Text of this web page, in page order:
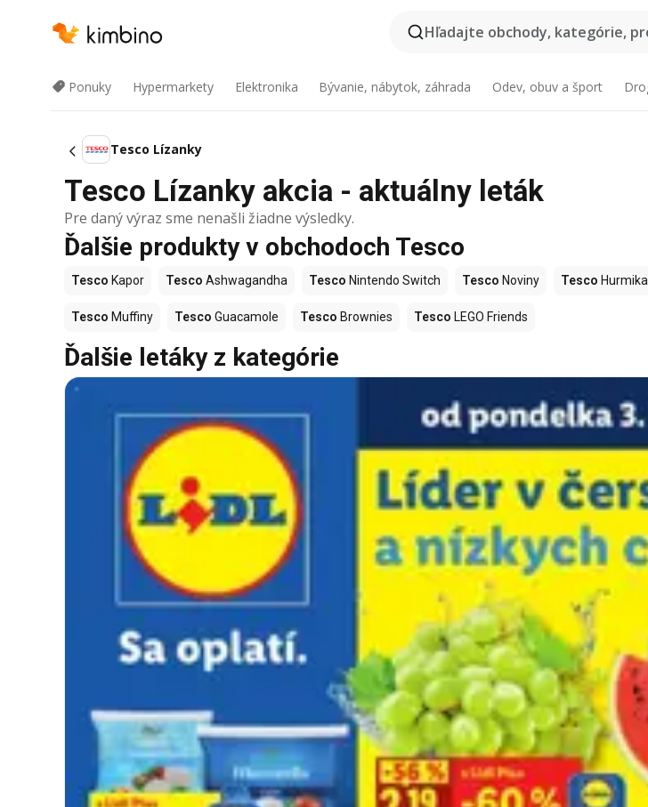
Hľadajte obchody, kategórie,
Ponuky Hypermarkety Elektronika Bývanie, nábytok, záhrada Odev, obuv a šport
Tesco Lízanky
Tesco Lízanky akcia - aktuálny leták
Pre daný výraz sme nenašli žiadne výsledky.
Ďalšie produkty v obchodoch Tesco
Tesco Kapor Tesco Ashwagandha Tesco Nintendo Switch Tesco Noviny Tesco
Tesco Muffiny Tesco Guacamole Tesco Brownies Tesco LEGO Friends
Ďalšie letáky z kategórie